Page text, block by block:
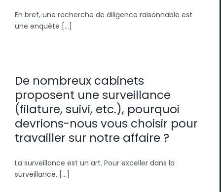
En bref, une recherche de diligence raisonnable est
une enquête [...]
De nombreux cabinets
proposent une surveillance
(filature, suivi, etc.), pourquoi
devrions-nous vous choisir pour
travailler sur notre affaire ?
La surveillance est un art. Pour exceller dans la
surveillance, [...]